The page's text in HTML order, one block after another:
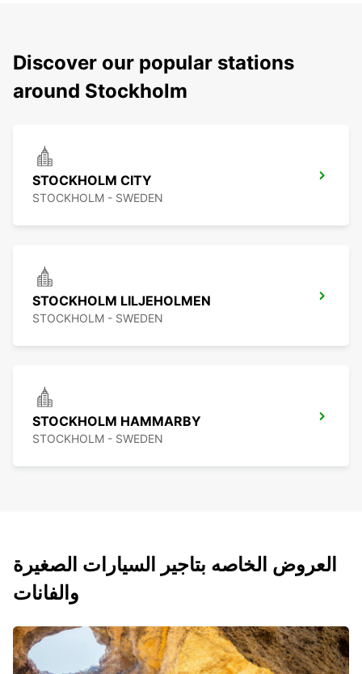
Discover our popular stations
around Stockholm
STOCKHOLM CITY
STOCKHOLM - SWEDEN
STOCKHOLM LILJEHOLMEN
STOCKHOLM - SWEDEN
STOCKHOLM HAMMARBY
STOCKHOLM - SWEDEN
العروض الخاصه بتاجير السيارات الصغيرة
والفانات